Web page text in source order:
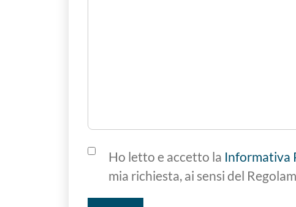
Ho letto e accetto la Informativa
mia richiesta, ai sensi del